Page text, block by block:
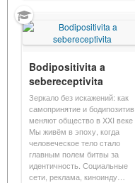
Bodipositivita a
sebereceptivita
Зеркало без искажений: как
самопринятие и бодипозитив
меняют общество в XXI веке
Мы живём в эпоху, когда
человеческое тело стало
главным полем битвы за
идентичность. Социальные
сети, реклама, киноинду…